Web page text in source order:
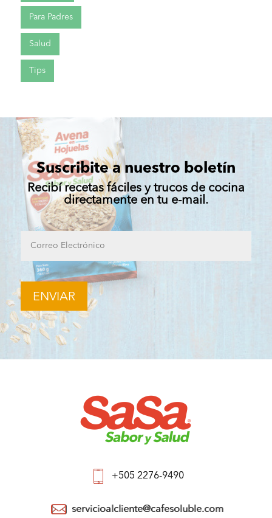
Para Padres
Salud
Tips
Suscribite a nuestro boletín
Recibí recetas fáciles y trucos de cocina
directamente en tu e-mail.
+505 2276-9490
servicioalcliente@cafesoluble.com